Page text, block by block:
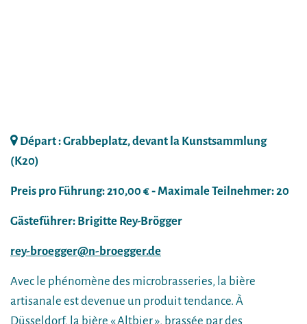
Départ : Grabbeplatz, devant la Kunstsammlung
(K20)
Preis pro Führung: 210,00 € ‐ Maximale Teilnehmer: 20
Gästeführer: Brigitte Rey-Brögger
rey-broegger@n-broegger.de
Avec le phénomène des microbrasseries, la bière
artisanale est devenue un produit tendance. À
Düsseldorf, la bière « Altbier », brassée par des